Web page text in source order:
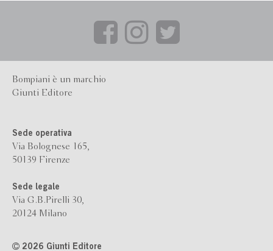
Bompiani è un marchio
Giunti Editore
Sede operativa
Via Bolognese 165,
50139 Firenze
Sede legale
Via G.B.Pirelli 30,
20124 Milano
2026 Giunti Editore